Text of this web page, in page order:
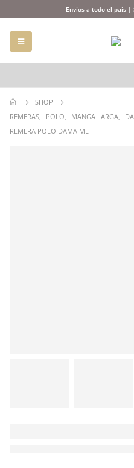
Envíos a todo el país |
SHOP
REMERAS, POLO, MANGA LARGA,
REMERA POLO DAMA ML